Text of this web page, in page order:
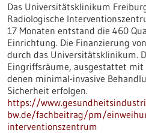
Das Universitätsklinikum
Radiologische
17 Monaten entstand die 460
Einrichtung. Die Finanzierung
durch das Universitätsklinikum.
Eingriffsräume, ausgestattet
denen minimal-invasive
Sicherheit erfolgen.
https://
bw.de/fachbeitrag/pm/
interventionszentrum